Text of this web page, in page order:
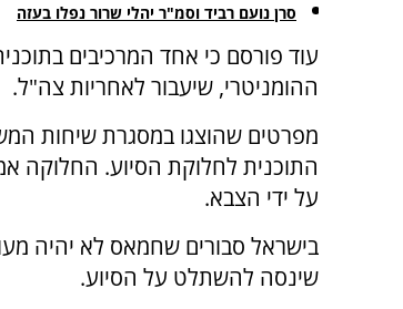
סרן נועם רביד וסמ"ר יהלי שרור נפלו בעזה
עוד פורסם כי אחד המרכיבים
ההומניטרי, שיעבור לאחריות צה"ל.
מפרטים שהוצגו במסגרת שיחות
התוכנית לחלוקת הסיוע. החלוקה
על ידי הצבא.
בישראל סבורים שחמאס לא יהיה
שינסה להשתלט על הסיוע.